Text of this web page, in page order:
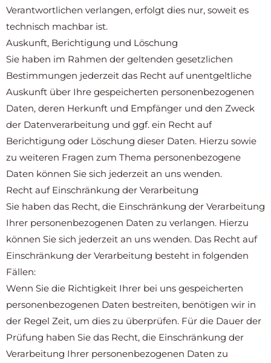
Verantwortlichen verlangen, erfolgt dies nur, soweit es
technisch machbar ist.
Auskunft, Berichtigung und Löschung
Sie haben im Rahmen der geltenden gesetzlichen
Bestimmungen jederzeit das Recht auf unentgeltliche
Auskunft über Ihre gespeicherten personenbezogenen
Daten, deren Herkunft und Empfänger und den Zweck
der Datenverarbeitung und ggf. ein Recht auf
Berichtigung oder Löschung dieser Daten. Hierzu sowie
zu weiteren Fragen zum Thema personenbezogene
Daten können Sie sich jederzeit an uns wenden.
Recht auf Einschränkung der Verarbeitung
Sie haben das Recht, die Einschränkung der Verarbeitung
Ihrer personenbezogenen Daten zu verlangen. Hierzu
können Sie sich jederzeit an uns wenden. Das Recht auf
Einschränkung der Verarbeitung besteht in folgenden
Fällen:
Wenn Sie die Richtigkeit Ihrer bei uns gespeicherten
personenbezogenen Daten bestreiten, benötigen wir in
der Regel Zeit, um dies zu überprüfen. Für die Dauer der
Prüfung haben Sie das Recht, die Einschränkung der
Verarbeitung Ihrer personenbezogenen Daten zu